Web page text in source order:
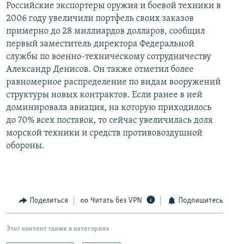
поиску
СЕВЕР.РЕАЛИИ
СИБИРЬ.РЕАЛИИ
РАСПИСАНИЕ ВЕЩАНИЯ
ПОДПИШИТЕСЬ НА РАССЫЛКУ
Российские экспортеры оружия и боевой техники в
2006 году увеличили портфель своих заказов
примерно до 28 миллиардов долларов, сообщил
первый заместитель директора Федеральной
службы по военно-техническому сотрудничеству
Александр Денисов. Он также отметил более
равномерное распределение по видам вооружений
структуры новых контрактов. Если ранее в ней
доминировала авиация, на которую приходилось
до 70% всех поставок, то сейчас увеличилась доля
морской техники и средств противовоздушной
обороны.
Поделиться Читать без VPN Подпишитесь
Этот контент также в категориях